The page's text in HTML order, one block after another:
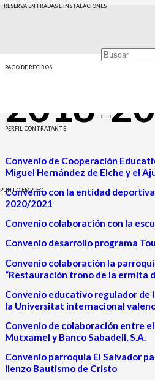
RESERVA ENTRADAS E INSTALACIONES
PAGO DE RECIBOS
PERFIL CONTRATANTE
PUNTO EMPLEO
2018-
Convenio de Cooperación
Miguel Hernández de Elche y el
Convenio con la entidad
2020/2021
Convenio colaboración con la
Convenio desarrollo programa
Convenio colaboración la
“Restauración trono de la ermita
Convenio educativo regulador de
la Universitat internacional
Convenio de colaboración entre
Mutxamel y Banco Sabadell, S.A.
Convenio parroquia El Salvador
lienzo Bautismo de Cristo